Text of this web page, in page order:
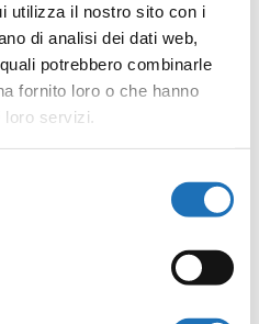
utilizza il nostro sito con i
di analisi dei dati web,
potrebbero combinarle
fornito loro o che hanno
loro servizi.